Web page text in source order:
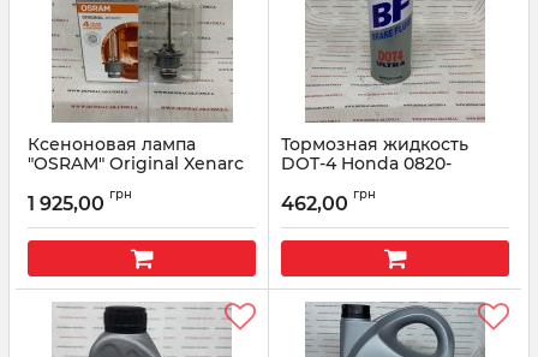
Ксеноновая лампа
"OSRAM" Original Xenarc
Артикул: D2S35W
1 925,00 грн
Тормозная жидкость
DOT-4 Honda 0820-
Артикул: 0820-399938
462,00 грн